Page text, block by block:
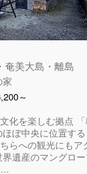
奄美大島・離島
～
化を楽しむ拠点
ぼ中央に位置す
らへの観光にもア
遺産のマングロ